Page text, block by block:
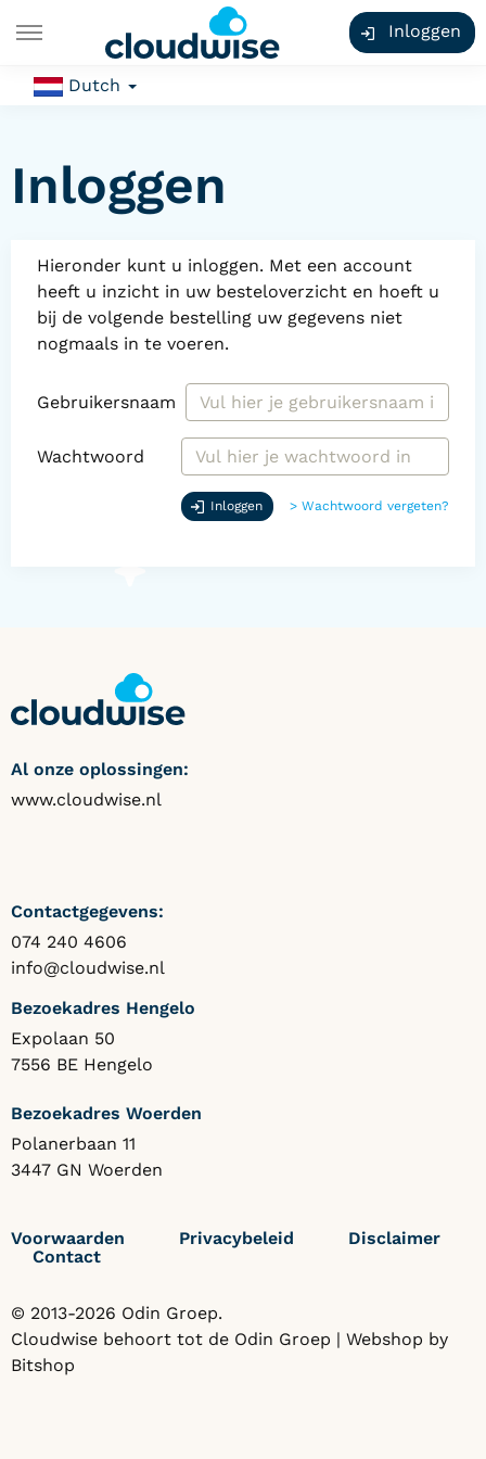
Inloggen
Dutch
Inloggen
Hieronder kunt u inloggen. Met een account
heeft u inzicht in uw besteloverzicht en hoeft u
bij de volgende bestelling uw gegevens niet
nogmaals in te voeren.
Gebruikersnaam
Wachtwoord
Inloggen > Wachtwoord vergeten?
Al onze oplossingen:
www.cloudwise.nl
Contactgegevens:
074 240 4606
info@cloudwise.nl
Bezoekadres Hengelo
Expolaan 50
7556 BE Hengelo
Bezoekadres Woerden
Polanerbaan 11
3447 GN Woerden
Voorwaarden Privacybeleid
Disclaimer
Contact
© 2013-2026 Odin Groep.
Cloudwise behoort tot de Odin Groep | Webshop by
Bitshop